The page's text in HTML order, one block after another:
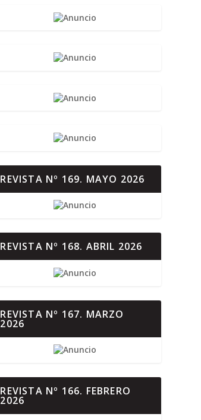
REVISTA Nº 169. MAYO 2026
REVISTA Nº 168. ABRIL 2026
REVISTA Nº 167. MARZO
2026
REVISTA Nº 166. FEBRERO
2026